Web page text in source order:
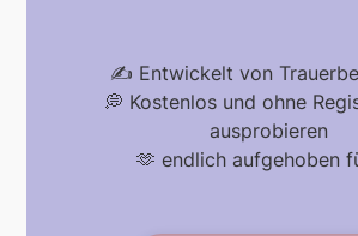
✍️ Entwickelt von
💭 Kostenlos und ohne
ausprobieren
🫶 endlich aufgehoben